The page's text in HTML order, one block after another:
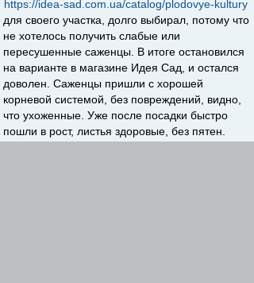
https://idea-sad.com.ua/catalog/plodovye-kultury
для своего участка, долго выбирал, потому что
не хотелось получить слабые или
пересушенные саженцы. В итоге остановился
на варианте в магазине Идея Сад, и остался
доволен. Саженцы пришли с хорошей
корневой системой, без повреждений, видно,
что ухоженные. Уже после посадки быстро
пошли в рост, листья здоровые, без пятен.